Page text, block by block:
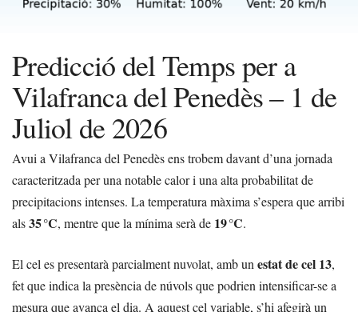
Predicció del Temps per a
Vilafranca del Penedès – 1 de
Juliol de 2026
Avui a Vilafranca del Penedès ens trobem davant d’una jornada
caracteritzada per una notable calor i una alta probabilitat de
precipitacions intenses. La temperatura màxima s’espera que arribi
als35 °C, mentre que la mínima serà de 19 °C.
El cel es presentarà parcialment nuvolat, amb unestat de cel 13,
fet que indica la presència de núvols que podrien intensificar-se a
mesura que avança el dia. A aquest cel variable, s’hi afegirà un